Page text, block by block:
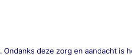
deze zorg en aandacht